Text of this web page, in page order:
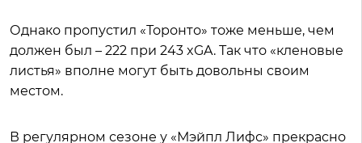
Однако пропустил «Торонто» тоже меньше, чем
должен был – 222 при 243 xGA. Так что «кленовые
листья» вполне могут быть довольны своим
местом.
В регулярном сезоне у «Мэйпл Лифс» прекрасно